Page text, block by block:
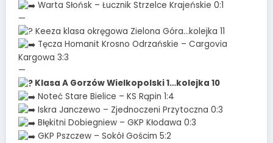
Warta Słońsk – Łucznik Strzelce Krajeńskie 0:1
—
Keeza klasa okręgowa Zielona Góra…kolejka 11
Tęcza Homanit Krosno Odrzańskie – Cargovia
Kargowa 3:3
—
Klasa A Gorzów Wielkopolski 1…kolejka 10
Noteć Stare Bielice – KS Rąpin 1:4
Iskra Janczewo – Zjednoczeni Przytoczna 0:3
Błękitni Dobiegniew – GKP Kłodawa 0:3
GKP Pszczew – Sokół Gościm 5:2